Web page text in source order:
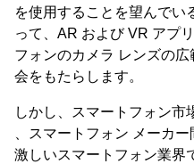
を使用することを望んでい
って、AR および VR アプ
フォンのカメラ レンズの
会をもたらします。
しかし、スマートフォン市
、スマートフォン メーカ
激しいスマートフォン業界